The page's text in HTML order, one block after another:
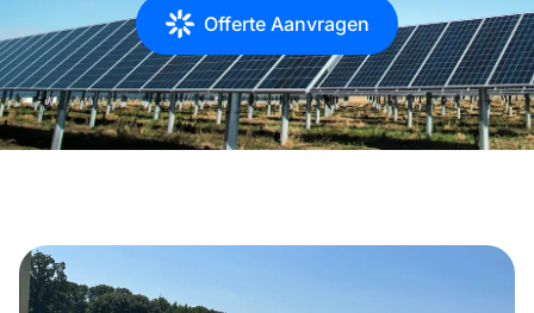
Offerte Aanvragen